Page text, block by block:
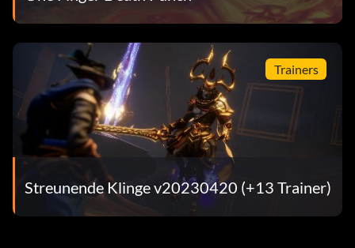
Trainers
Streunende Klinge v20230420 (+13 Trainer)